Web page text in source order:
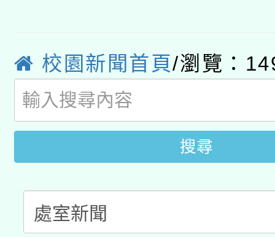
年度健康促進學校輔導
業成長研習」實施計畫
原住民族教育政策研討
族教育國際趨勢與發展
新北市政府教育局辦理
師專業成長研習實施計
方素養工作坊新北場」
函轉國立臺灣師範大學
族語言臺北學習中心
「族語學習班」招生簡
轉知有關國立成功大學
文教學共融平台-教案
校園新聞首頁/瀏覽：
搜尋